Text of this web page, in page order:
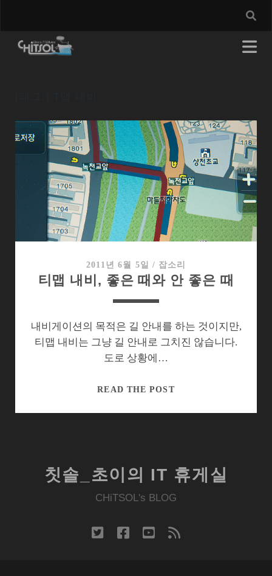
2011년 6월 5일 / 잡소리
티맵 내비, 좋은 때와 안 좋은 때
내비게이션의 목적은 길 안내를 하는 것이지만,
티맵 내비는 그냥 길 안내로 그치진 않습니다.
도로 상황에…
READ THE POST티
때
와
은
칫솔_초이의 IT 휴게실
CHiTSOL's BLOG
twitterfacebook
youtube
rss